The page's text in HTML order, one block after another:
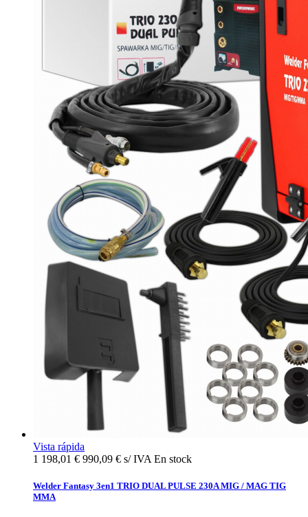
Vista rápida
1 198,01 € 990,09 € s/ IVA En stock
Welder Fantasy 3en1 TRIO DUAL PULSE 230A MIG / MAG TIG
MMA